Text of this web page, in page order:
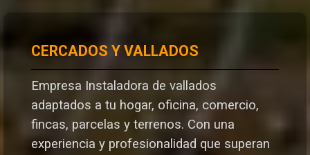
CERCADOS Y VALLADOS
Empresa Instaladora de vallados
adaptados a tu hogar, oficina, comercio,
fincas, parcelas y terrenos. Con una
experiencia y profesionalidad que superan